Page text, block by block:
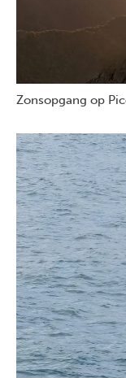
Zonsopgang op